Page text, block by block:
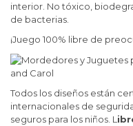
interior. No tóxico,
de bacterias.
¡Juego 100% libre de
Todos los diseños están
internacionales de
seguros para los niños. L